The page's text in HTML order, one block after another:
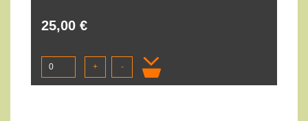
25,00 €
+ -